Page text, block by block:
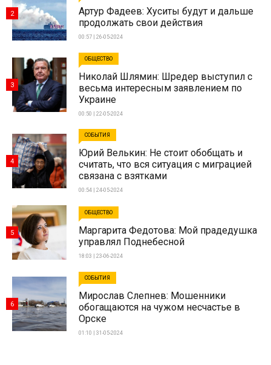
Артур Фадеев: Хуситы будут и дальше
продолжать свои действия
00:57 | 26-05-2024
2
ОБЩЕСТВО
Николай Шлямин: Шредер выступил с
весьма интересным заявлением по
Украине
00:50 | 22-05-2024
3
СОБЫТИЯ
Юрий Велькин: Не стоит обобщать и
считать, что вся ситуация с миграцией
связана с взятками
00:54 | 24-05-2024
4
ОБЩЕСТВО
Маргарита Федотова: Мой прадедушка
управлял Поднебесной
18:03 | 23-06-2024
5
СОБЫТИЯ
Мирослав Слепнев: Мошенники
обогащаются на чужом несчастье в
Орске
01:10 | 31-05-2024
6